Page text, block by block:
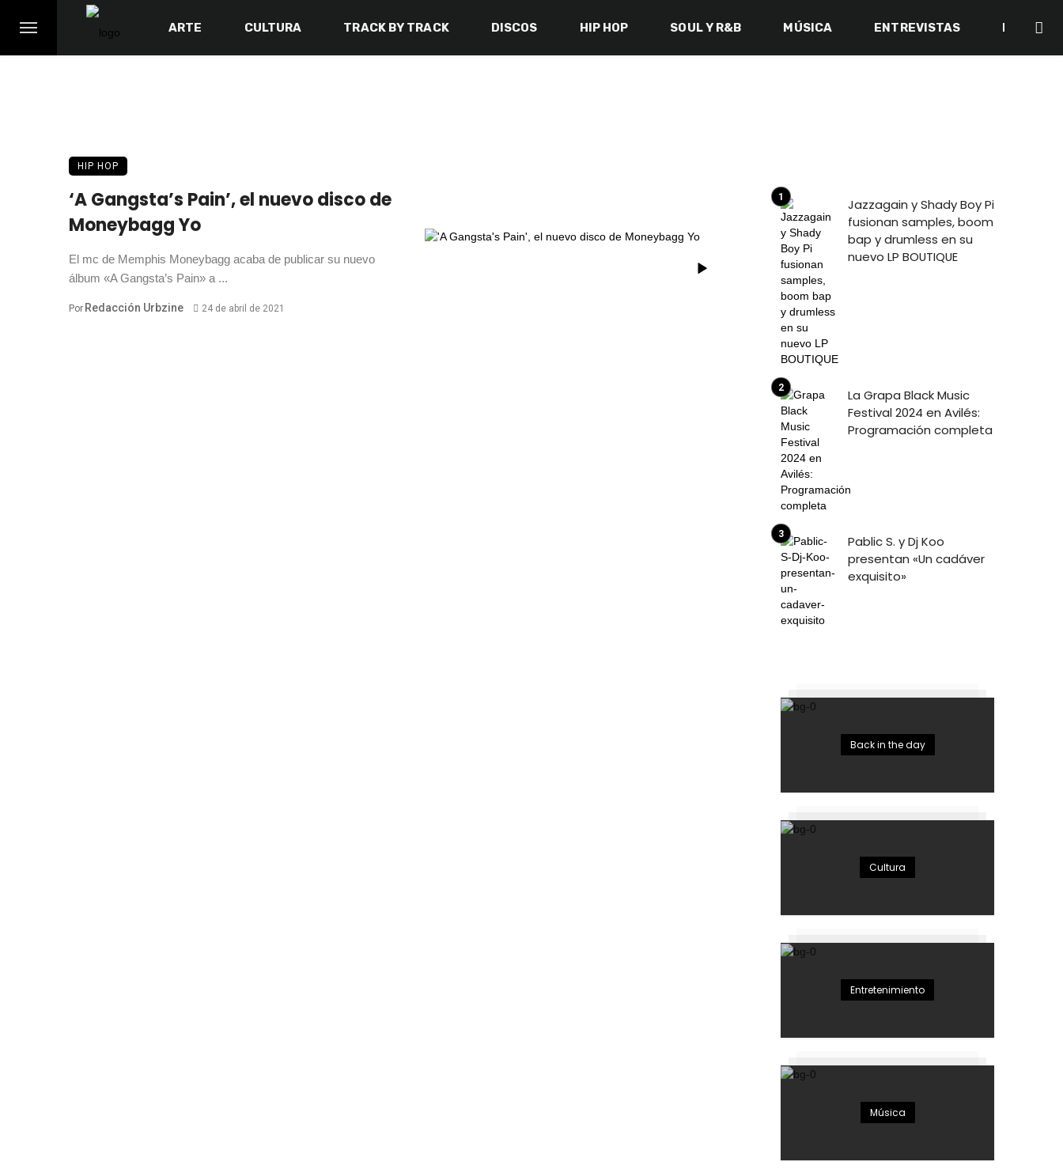
ARTE CULTURA TRACK BY TRACK DISCOS HIP HOP SOUL Y R&B MÚSICA ENTREVISTAS BACK IN
HIP HOP
‘A Gangsta’s Pain’, el nuevo disco de
Moneybagg Yo
El mc de Memphis Moneybagg acaba de publicar su nuevo
álbum «A Gangsta’s Pain» a ...
Por Redacción Urbzine 24 de abril de 2021
Jazzagain y Shady Boy Pi
fusionan samples, boom
bap y drumless en su
nuevo LP BOUTIQUE
La Grapa Black Music
Festival 2024 en Avilés:
Programación completa
Pablic S. y Dj Koo
presentan «Un cadáver
exquisito»
Back in the day
Cultura
Entretenimiento
Música